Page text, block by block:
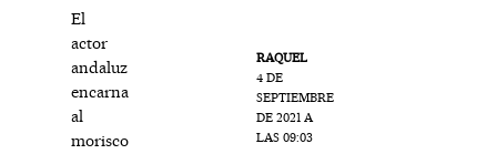
El
actor
andaluz
encarna
al
morisco
RAQUEL
4 DE
SEPTIEMBRE
DE 2021 A
LAS 09:03